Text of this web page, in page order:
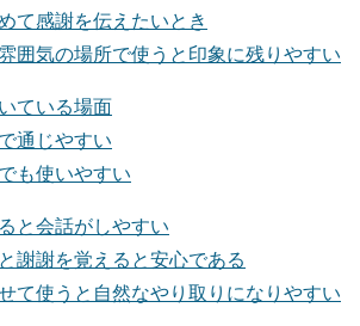
て感謝を伝えたいとき
囲気の場所で使うと印象に残りやすい
ている場面
通じやすい
も使いやすい
と会話がしやすい
謝謝を覚えると安心である
て使うと自然なやり取りになりやすい